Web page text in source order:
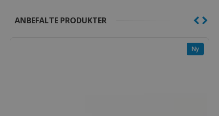
ANBEFALTE PRODUKTER
Ny